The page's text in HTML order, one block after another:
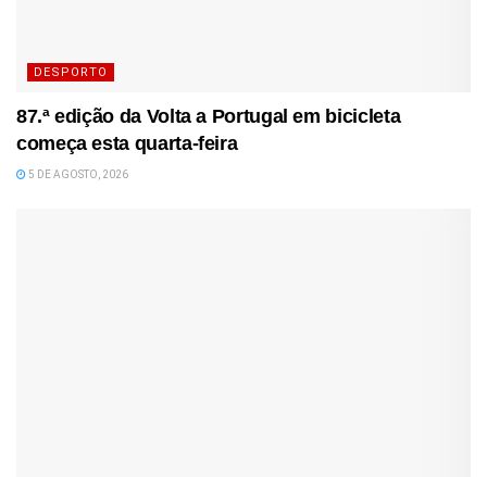
DESPORTO
87.ª edição da Volta a Portugal em bicicleta
começa esta quarta-feira
5 DE AGOSTO, 2026